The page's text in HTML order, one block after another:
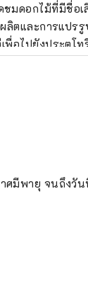
มดอกไม้ที่มีชื่อเ
ลิตและการแปรรู
อไปยังประตูโท
ซีไซด์พาร์คจาก
ศมีพายุ จนถึงวั